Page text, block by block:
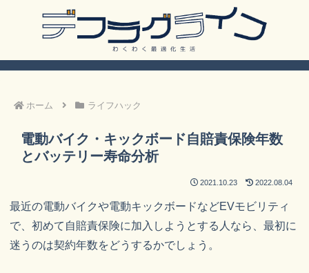
ホーム ライフハック
電動バイク・キックボード自賠責保険年数
とバッテリー寿命分析
2021.10.23 2022.08.04
最近の電動バイクや電動キックボードなどEVモビリティ
で、初めて自賠責保険に加入しようとする人なら、最初に
迷うのは契約年数をどうするかでしょう。